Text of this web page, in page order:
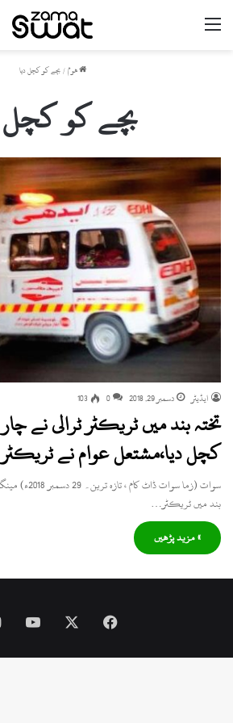
ھوم / بچے کو کچل دیا
بچے کو کچل
ایڈیٹر دسمبر 29, 2018 0
103
تختہ بند میں ٹریکٹر ٹرالی نے
کچل دیا،مشتعل عوام نے
سوات (زما سوات
بند میں ٹریکٹر…
» مزید پڑھیں
Facebook